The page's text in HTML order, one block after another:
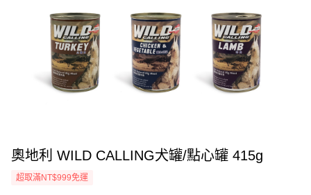
奧地利 WILD CALLING犬罐/點心罐 415g
超取滿NT$999免運